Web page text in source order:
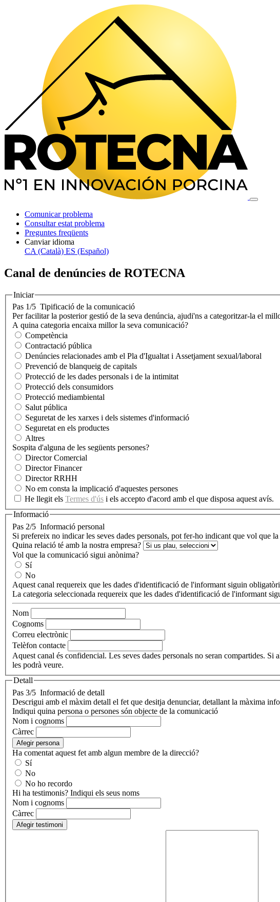
Comunicar problema
Consultar estat problema
Preguntes freqüents
Canviar idioma
CA (Català) ES (Español)
Canal de denúncies de ROTECNA
Iniciar
Pas 1/5 Tipificació de la comunicació
Per facilitar la posterior gestió de la seva denúncia, ajudi'ns a categoritzar-la el
A quina categoria encaixa millor la seva comunicació?
Competència
Contractació pública
Denúncies relacionades amb el Pla d'Igualtat i Assetjament sexual/laboral
Prevenció de blanqueig de capitals
Protecció de les dades personals i de la intimitat
Protecció dels consumidors
Protecció mediambiental
Salut pública
Seguretat de les xarxes i dels sistemes d'informació
Seguretat en els productes
Altres
Sospita d'alguna de les següents persones?
Director Comercial
Director Financer
Director RRHH
No em consta la implicació d'aquestes persones
He llegit els Termes d'ús i els accepto d'acord amb el que disposa aquest avís.
Informació
Pas 2/5 Informació personal
Si prefereix no indicar les seves dades personals, pot fer-ho indicant que vol que
Quina relació té amb la nostra empresa?
Vol que la comunicació sigui anònima?
Sí
No
Aquest canal requereix que les dades d'identificació de l'informant siguin
La categoria seleccionada requereix que les dades d'identificació de l'informant
Nom
Cognoms
Correu electrònic
Telèfon contacte
Aquest canal és confidencial. Les seves dades personals no seran compartides.
les podrà veure.
Detall
Pas 3/5 Informació de detall
Descrigui amb el màxim detall el fet que desitja denunciar, detallant la màxima
Indiqui quina persona o persones són objecte de la comunicació
Nom i cognoms
Càrrec
Afegir persona
Ha comentat aquest fet amb algun membre de la direcció?
Sí
No
No ho recordo
Hi ha testimonis? Indiqui els seus noms
Nom i cognoms
Càrrec
Afegir testimoni